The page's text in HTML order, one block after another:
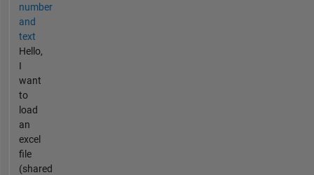
number
and
text
Hello,
I
want
to
load
an
excel
file
(shared